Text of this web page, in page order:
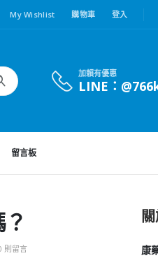
My Wishlist 購物車 登入
加賴有優惠
LINE：
留言板
則留言 康